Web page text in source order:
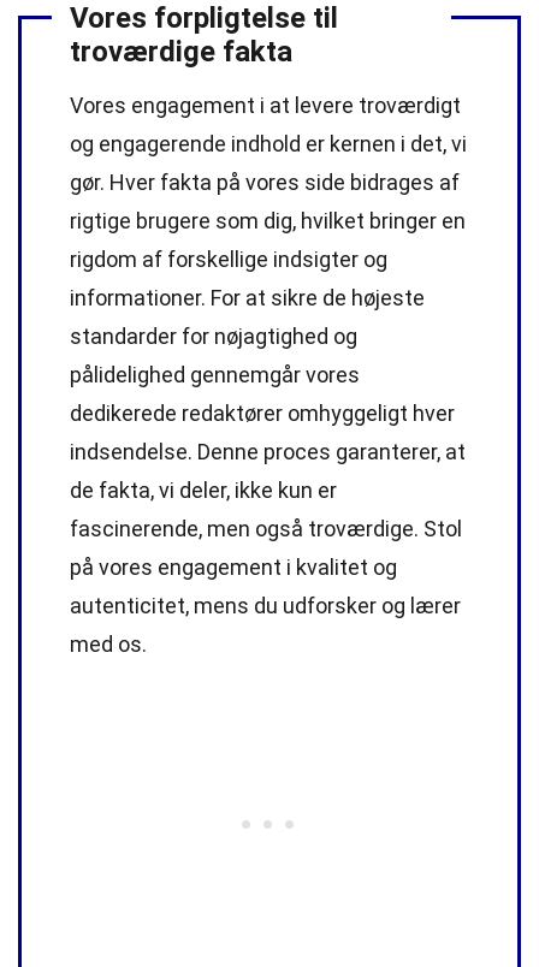
Vores forpligtelse til
troværdige fakta
Vores engagement i at levere troværdigt
og engagerende indhold er kernen i det, vi
gør. Hver fakta på vores side bidrages af
rigtige brugere som dig, hvilket bringer en
rigdom af forskellige indsigter og
informationer. For at sikre de højeste
standarder for nøjagtighed og
pålidelighed gennemgår vores
dedikerede redaktører omhyggeligt hver
indsendelse. Denne proces garanterer, at
de fakta, vi deler, ikke kun er
fascinerende, men også troværdige. Stol
på vores engagement i kvalitet og
autenticitet, mens du udforsker og lærer
med os.